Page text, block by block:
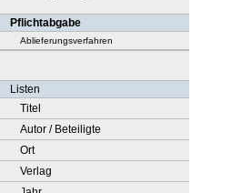
Pflichtabgabe
Ablieferungsverfahren
Listen
Titel
Autor / Beteiligte
Ort
Verlag